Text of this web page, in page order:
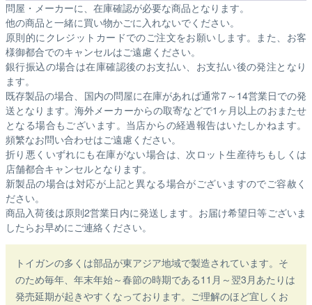
問屋・メーカーに、在庫確認が必要な商品となります。
他の商品と一緒に買い物かごに入れないでください。
原則的にクレジットカードでのご注文をお願いします。また、お客
様御都合でのキャンセルはご遠慮ください。
銀行振込の場合は在庫確認後のお支払い、お支払い後の発注となり
ます。
既存製品の場合、国内の問屋に在庫があれば通常7～14営業日での発
送となります。海外メーカーからの取寄などで1ヶ月以上のおまたせ
となる場合もございます。 当店からの経過報告はいたしかねます。
頻繁なお問い合わせはご遠慮ください。
折り悪くいずれにも在庫がない場合は、次ロット生産待ちもしくは
店舗都合キャンセルとなります。
新製品の場合は対応が上記と異なる場合がございますのでご容赦く
ださい。
商品入荷後は原則2営業日内に発送します。お届け希望日等ございま
したらお早めにご連絡ください。
トイガンの多くは部品が東アジア地域で製造されています。そ
のため毎年、年末年始～春節の時期である11月～翌3月あたりは
発売延期が起きやすくなっております。ご理解のほど宜しくお